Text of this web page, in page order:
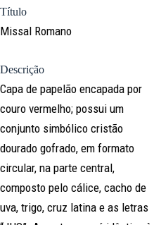
Título
Missal Romano
Descrição
Capa de papelão encapada por
couro vermelho; possui um
conjunto simbólico cristão
dourado gofrado, em formato
circular, na parte central,
composto pelo cálice, cacho de
uva, trigo, cruz latina e as letras